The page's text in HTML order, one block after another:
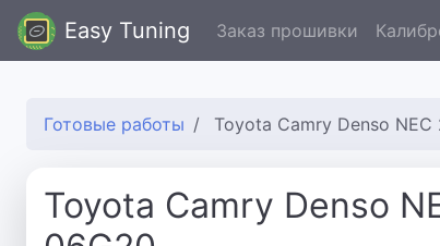
Easy Tuning Заказ прошивки
Готовые работы Toyota Camry Denso
Toyota Camry Denso